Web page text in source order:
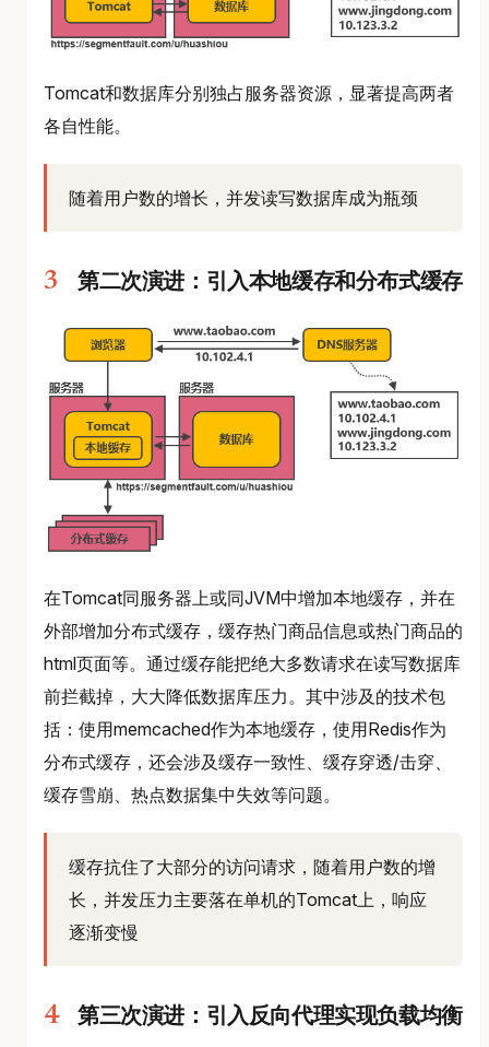
Tomcat和数据库分别独占服务器资源，显著提高两者
各自性能。
随着用户数的增长，并发读写数据库成为瓶颈
第二次演进：引入本地缓存和分布式缓存
在Tomcat同服务器上或同JVM中增加本地缓存，并在
外部增加分布式缓存，缓存热门商品信息或热门商品的
html页面等。通过缓存能把绝大多数请求在读写数据库
前拦截掉，大大降低数据库压力。其中涉及的技术包
括：使用memcached作为本地缓存，使用Redis作为
分布式缓存，还会涉及缓存一致性、缓存穿透/击穿、
缓存雪崩、热点数据集中失效等问题。
缓存抗住了大部分的访问请求，随着用户数的增
长，并发压力主要落在单机的Tomcat上，响应
逐渐变慢
第三次演进：引入反向代理实现负载均衡